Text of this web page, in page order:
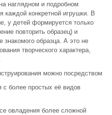
наглядном и подробном
каждой конкретной игрушки. В
у детей формируется только
повторить образец) и
знакомого образца. А это не
творческого характера,
можно посредством
с более простых её видов
овладения более сложной